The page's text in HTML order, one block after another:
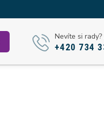
Nevíte si
+420 734